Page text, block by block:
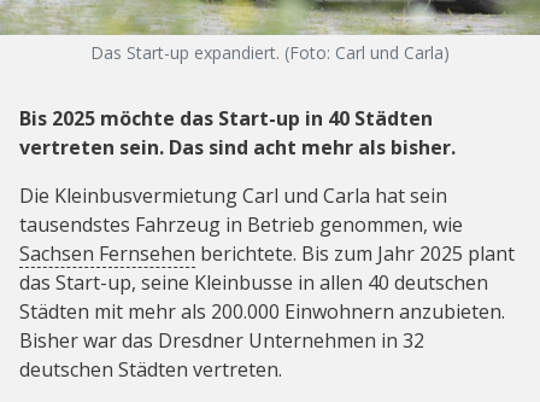
Das Start-up expandiert. (Foto: Carl und Carla)
Bis 2025 möchte das Start-up in 40 Städten
vertreten sein. Das sind acht mehr als bisher.
Die Kleinbusvermietung Carl und Carla hat sein
tausendstes Fahrzeug in Betrieb genommen, wie
Sachsen Fernsehen berichtete. Bis zum Jahr 2025 plant
das Start-up, seine Kleinbusse in allen 40 deutschen
Städten mit mehr als 200.000 Einwohnern anzubieten.
Bisher war das Dresdner Unternehmen in 32
deutschen Städten vertreten.